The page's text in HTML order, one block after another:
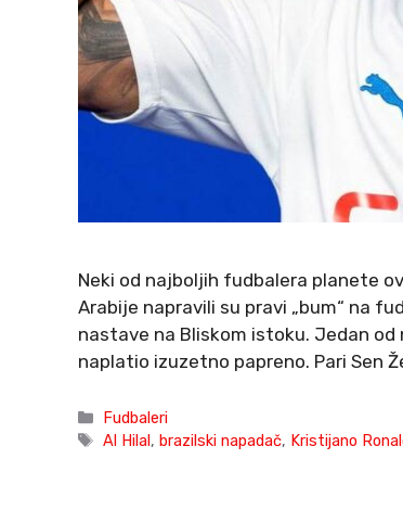
Neki od najboljih fudbalera planete
Arabije napravili su pravi „bum“ na
nastave na Bliskom istoku. Jedan od
naplatio izuzetno papreno. Pari Sen
Categories
Fudbaleri
Tags
Al Hilal,brazilski napadač, Kristijano